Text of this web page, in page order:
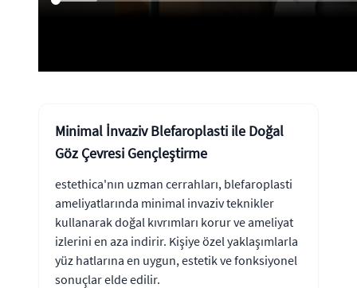
Minimal İnvaziv Blefaroplasti ile Doğal
Göz Çevresi Gençleştirme
estethica'nın uzman cerrahları, blefaroplasti
ameliyatlarında minimal invaziv teknikler
kullanarak doğal kıvrımları korur ve ameliyat
izlerini en aza indirir. Kişiye özel yaklaşımlarla
yüz hatlarına en uygun, estetik ve fonksiyonel
sonuçlar elde edilir.